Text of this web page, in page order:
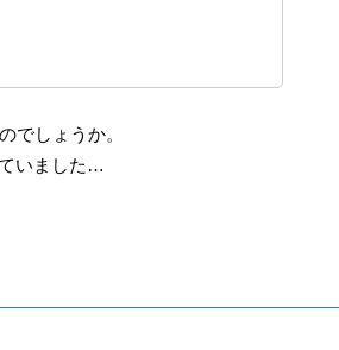
でしょうか。
いました…